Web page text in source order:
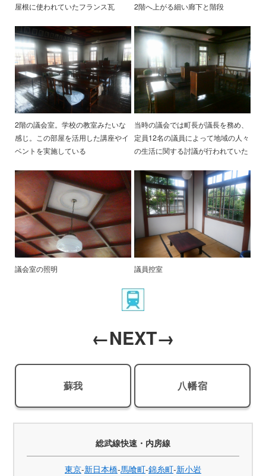
屋根に使われていたフランス瓦 2階へ上がる細い廊下と階段
2階の議会室。学校の教室みたいな
感じ。この部屋を活用した講座やイ
ベントを実施している
当時の議会では町長が議長を務め、
定員12名の議員によって地域の人々
の生活に関する討議が行われていた
議会室の照明 議員控室
←NEXT→
蘇我 八幡宿
総武線快速・内房線
東京-新日本橋-馬喰町-錦糸町-新小岩